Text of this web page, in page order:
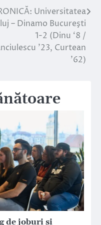
Universitatea
– Dinamo Bucureşti
1-2 (Dinu ‘8 /
’23, Curtean
’62)
de joburi și